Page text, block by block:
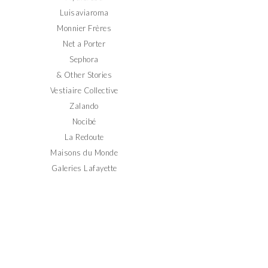
Luisaviaroma
Monnier Frères
Net a Porter
Sephora
& Other Stories
Vestiaire Collective
Zalando
Nocibé
La Redoute
Maisons du Monde
Galeries Lafayette